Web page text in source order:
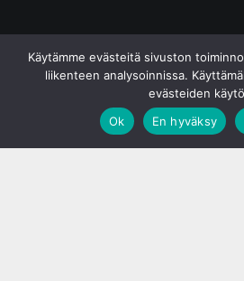
Käytämme evästeitä sivuston
liikenteen analysoinnissa.
evästeiden
Ok
En hyväksy